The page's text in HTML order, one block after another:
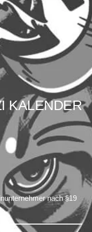
KALENDER
nach §19